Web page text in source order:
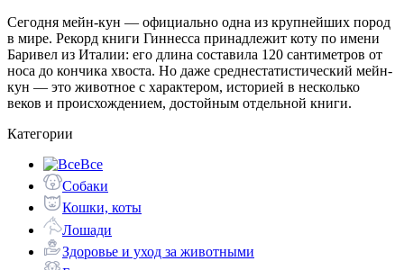
Сегодня мейн-кун — официально одна из крупнейших пород
в мире. Рекорд книги Гиннесса принадлежит коту по имени
Баривел из Италии: его длина составила 120 сантиметров от
носа до кончика хвоста. Но даже среднестатистический мейн-
кун — это животное с характером, историей в несколько
веков и происхождением, достойным отдельной книги.
Категории
Все
Собаки
Кошки, коты
Лошади
Здоровье и уход за животными